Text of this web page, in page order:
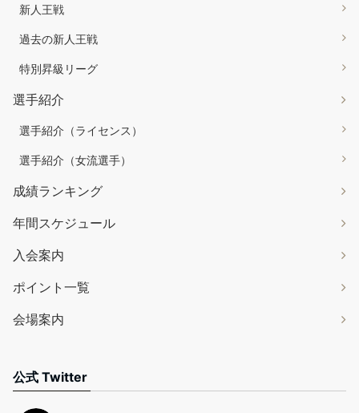
新人王戦
過去の新人王戦
特別昇級リーグ
選手紹介
選手紹介（ライセンス）
選手紹介（女流選手）
成績ランキング
年間スケジュール
入会案内
ポイント一覧
会場案内
公式 Twitter